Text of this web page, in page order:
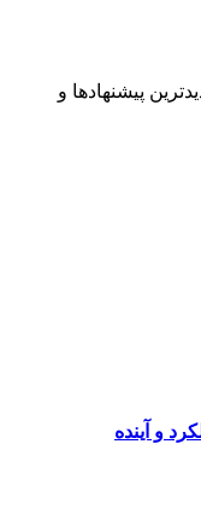
پیشنهادها و
و آینده